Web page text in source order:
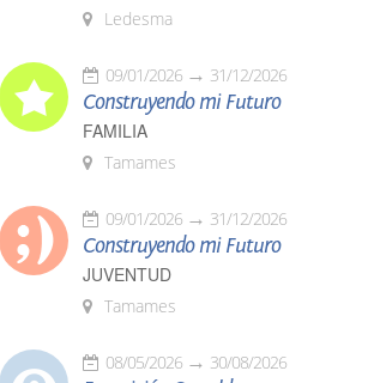
Ledesma
09/01/2026 31/12/2026
Construyendo mi Futuro
FAMILIA
Tamames
09/01/2026 31/12/2026
Construyendo mi Futuro
JUVENTUD
Tamames
08/05/2026 30/08/2026